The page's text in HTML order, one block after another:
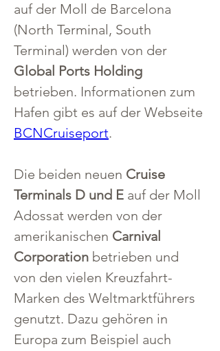
auf der Moll de Barcelona
(North Terminal, South
Terminal) werden von der
Global Ports Holding
betrieben. Informationen zum
Hafen gibt es auf der Webseite
BCNCruiseport.
Die beiden neuen Cruise
Terminals D und E auf der Moll
Adossat werden von der
amerikanischen Carnival
Corporation betrieben und
von den vielen Kreuzfahrt-
Marken des Weltmarktführers
genutzt. Dazu gehören in
Europa zum Beispiel auch